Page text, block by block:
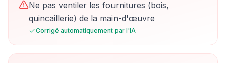
Ne pas ventiler les fournitures (bois,
quincaillerie) de la main-d'œuvre
Corrigé automatiquement par l'IA